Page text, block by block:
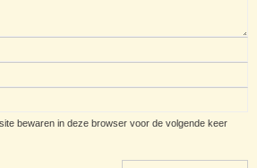
bewaren in deze browser voor de volgende keer